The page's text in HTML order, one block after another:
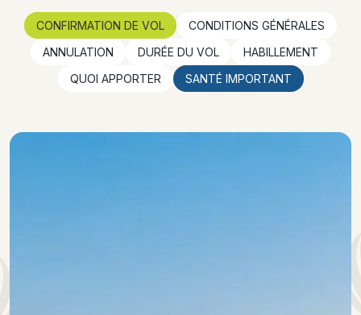
CONFIRMATION DE VOL
CONDITIONS GÉNÉRALES
ANNULATION
DURÉE DU VOL
HABILLEMENT
QUOI APPORTER
SANTÉ IMPORTANT